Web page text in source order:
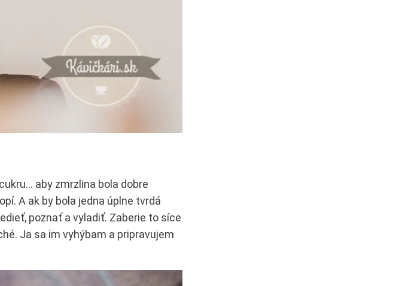
aby zmrzlina bola dobre
A ak by bola jedna úplne tvrdá
poznať a vyladiť. Zaberie to síce
Ja sa im vyhýbam a pripravujem